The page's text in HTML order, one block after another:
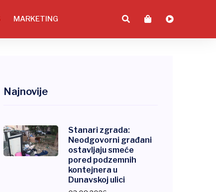
MARKETING
Najnovije
Stanari zgrada:
Neodgovorni građani
ostavljaju smeće
pored podzemnih
kontejnera u
Dunavskoj ulici